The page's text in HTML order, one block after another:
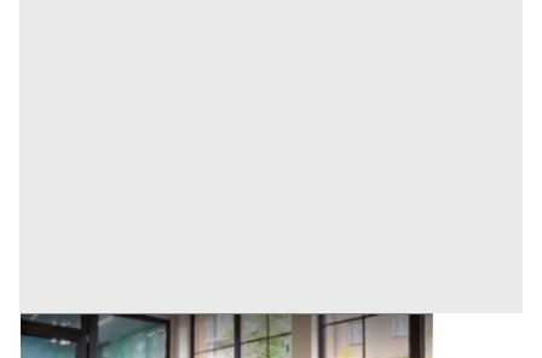
Negozi, Botteghe all'asta a Padova